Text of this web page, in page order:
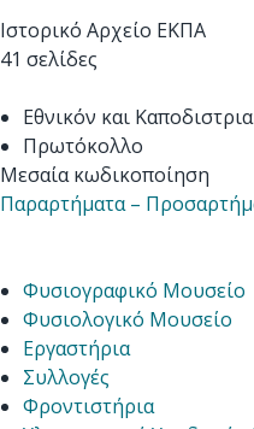
Ιστορικό Αρχείο ΕΚΠΑ
41 σελίδες
Εθνικόν και
Πρωτόκολλο
Μεσαία κωδικοποίηση
Παραρτήματα –
Φυσιογραφικό Μουσείο
Φυσιολογικό Μουσείο
Εργαστήρια
Συλλογές
Φροντιστήρια